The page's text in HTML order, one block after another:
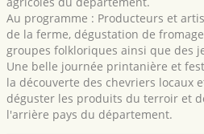
Au programme : Producteurs et
de la ferme, dégustation de
groupes folkloriques ainsi que des
Une belle journée printanière et
la découverte des chevriers locaux
déguster les produits du terroir et
l'arrière pays du département.